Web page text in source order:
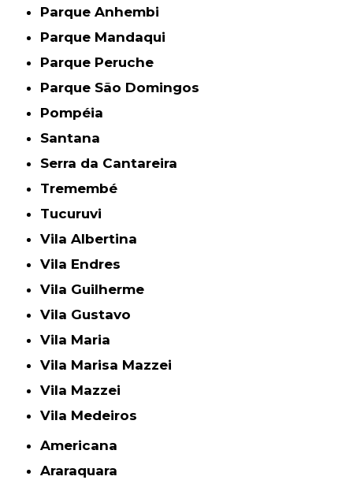
Parque Anhembi
Parque Mandaqui
Parque Peruche
Parque São Domingos
Pompéia
Santana
Serra da Cantareira
Tremembé
Tucuruvi
Vila Albertina
Vila Endres
Vila Guilherme
Vila Gustavo
Vila Maria
Vila Marisa Mazzei
Vila Mazzei
Vila Medeiros
Americana
Araraquara